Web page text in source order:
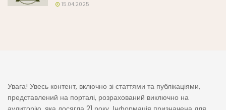
15.04.2025
Увага! Увесь контент, включно зі статтями та публікаціями,
представлений на порталі, розрахований виключно на